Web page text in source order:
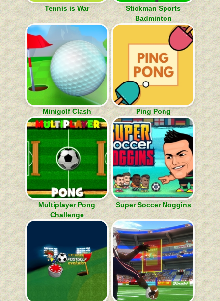
Tennis is War
Stickman Sports
Badminton
Minigolf Clash Ping Pong
Multiplayer Pong
Challenge
Super Soccer Noggins